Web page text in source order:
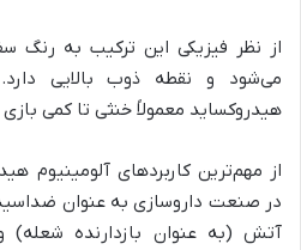
از نظر فیزیکی این ترکیب به رنگ
هیدروکساید معمولاً خنثی تا کمی
از مهم‌ترین کاربردهای آلومینیوم
در صنعت داروسازی به عنوان ضداسید
آتش (به عنوان بازدارنده